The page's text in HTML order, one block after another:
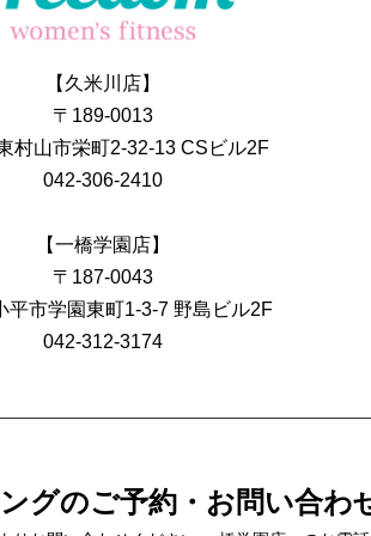
【久米川店】
〒189-0013
村山市栄町2-32-13 CSビル2F
042-306-2410
【一橋学園店】
〒187-0043
平市学園東町1-3-7 野島ビル2F
042-312-3174
グのご予約・お問い合わ